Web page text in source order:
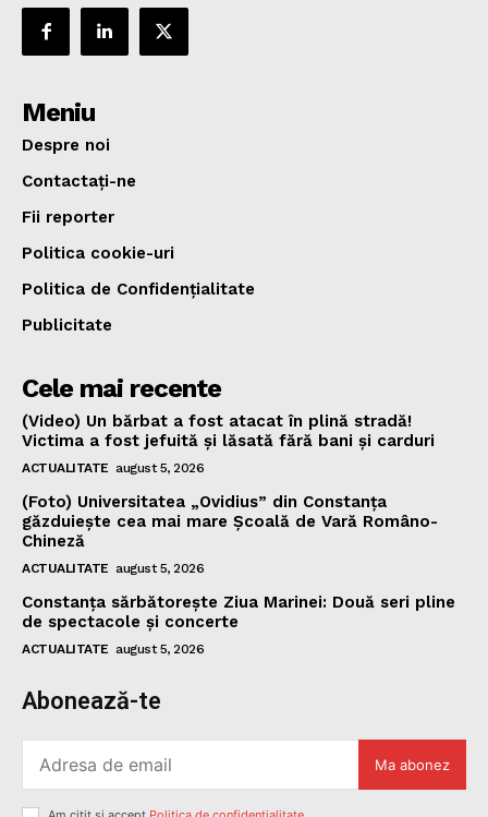
Meniu
Despre noi
Contactați-ne
Fii reporter
Politica cookie-uri
Politica de Confidențialitate
Publicitate
Cele mai recente
(Video) Un bărbat a fost atacat în plină stradă!
Victima a fost jefuită și lăsată fără bani și carduri
ACTUALITATE august 5, 2026
(Foto) Universitatea „Ovidius” din Constanța
găzduiește cea mai mare Școală de Vară Româno-
Chineză
ACTUALITATE august 5, 2026
Constanța sărbătorește Ziua Marinei: Două seri pline
de spectacole și concerte
ACTUALITATE august 5, 2026
Abonează-te
Ma abonez